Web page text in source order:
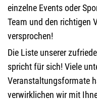
einzelne Events oder
Team und den richtigen
versprochen!
Die Liste unserer
spricht für sich! Viele
Veranstaltungsformate
verwirklichen wir mit